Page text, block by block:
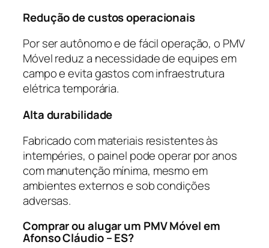
Redução de custos operacionais
Por ser autônomo e de fácil operação, o PMV
Móvel reduz a necessidade de equipes em
campo e evita gastos com infraestrutura
elétrica temporária.
Alta durabilidade
Fabricado com materiais resistentes às
intempéries, o painel pode operar por anos
com manutenção mínima, mesmo em
ambientes externos e sob condições
adversas.
Comprar ou alugar um PMV Móvel em
Afonso Cláudio – ES?